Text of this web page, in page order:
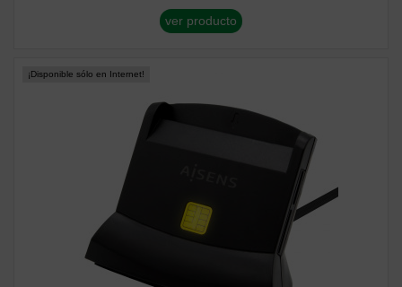
ver producto
¡Disponible sólo en Internet!